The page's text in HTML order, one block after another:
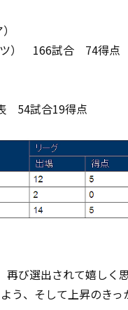
ツ） 166試合 74得点
54試合19得点
再び選出されて嬉しく
う、そして上昇のきっ